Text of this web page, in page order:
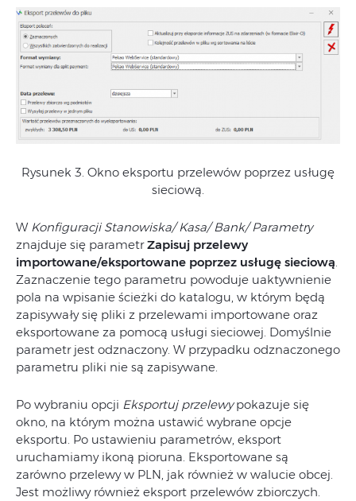
Rysunek 3. Okno eksportu przelewów poprzez usługę
sieciową.
W Konfiguracji Stanowiska/ Kasa/ Bank/ Parametry
znajduje się parametrZapisuj przelewy
importowane/eksportowane poprzez usługę sieciową.
Zaznaczenie tego parametru powoduje uaktywnienie
pola na wpisanie ścieżki do katalogu, w którym będą
zapisywały się pliki z przelewami importowane oraz
eksportowane za pomocą usługi sieciowej. Domyślnie
parametr jest odznaczony. W przypadku odznaczonego
parametru pliki nie są zapisywane.
Po wybraniu opcji Eksportuj przelewypokazuje się
okno, na którym można ustawić wybrane opcje
eksportu. Po ustawieniu parametrów, eksport
uruchamiamy ikoną pioruna. Eksportowane są
zarówno przelewy w PLN, jak również w walucie obcej.
Jest możliwy również eksport przelewów zbiorczych.